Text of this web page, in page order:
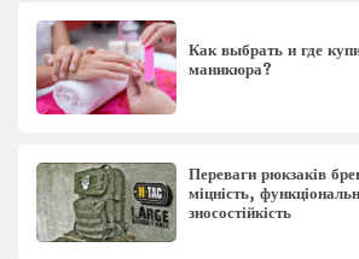
Как выбрать и где
маникюра?
Переваги рюкзаків
міцність,
зносостійкість